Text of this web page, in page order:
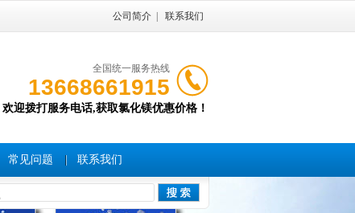
公司简介 联系我们
全国统一服务热线
13668661915
欢迎拨打服务电话,获取氯化镁优惠价格！
常见问题 联系我们